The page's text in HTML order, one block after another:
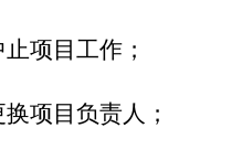
项目工作；
项目负责人；